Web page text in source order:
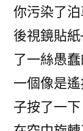
你污染了
後視鏡貼
了一絲愚
一個像是
子按了一